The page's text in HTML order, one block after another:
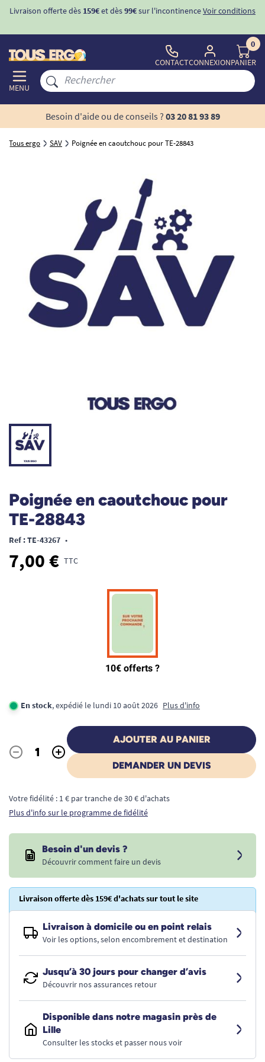
Livraison offerte dès 159€et dès99€sur l'incontinenceVoir conditions
MENU
CONTACTCONNEXION
0
PANIER
Besoin d'aide ou de conseils ? 03 20 81 93 89
Tous ergo SAV Poignée en caoutchouc pour TE-28843
Poignée en caoutchouc pour
TE-28843
Ref : TE-43267 •
7,00 € TTC
En stock, expédié le lundi 10 août 2026 Plus d'info
Quantité
- +
AJOUTER AU PANIER
DEMANDER UN DEVIS
Votre fidélité : 1 € par tranche de 30 € d'achats
Plus d'info sur le programme de fidélité
Besoin d'un devis ?
Découvrir comment faire un devis
Livraison offerte dès 159€ d'achats sur tout le site
Livraison à domicile ou en point relais
Voir les options, selon encombrement et destination
Jusqu’à 30 jours pour changer d’avis
Découvrir nos assurances retour
Disponible dans notre magasin près de
Lille
Consulter les stocks et passer nous voir